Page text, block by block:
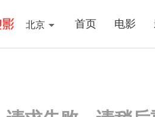
北京 首页 电影